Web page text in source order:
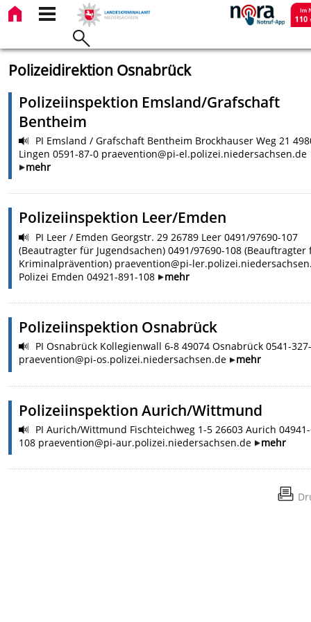
Polizeidirektion Osnabrück
Polizeiinspektion Emsland/Grafschaft
Bentheim
PI Emsland / Grafschaft Bentheim Brockhauser Weg 21
Lingen 0591-87-0 praevention@pi-el.polizei.niedersachsen.de
mehr
Polizeiinspektion Leer/Emden
PI Leer / Emden Georgstr. 29 26789 Leer 0491/97690-107
(Beautragter für Jugendsachen) 0491/97690-108 (Beauftragter
Kriminalprävention) praevention@pi-
Polizei Emden 04921-891-108
mehr
Polizeiinspektion Osnabrück
PI Osnabrück Kollegienwall 6-8 49074 Osnabrück 0541-
praevention@pi-os.polizei.niedersachsen.de
mehr
Polizeiinspektion Aurich/Wittmund
PI Aurich/Wittmund Fischteichweg 1-5 26603 Aurich
108 praevention@pi-aur.polizei.niedersachsen.de
mehr